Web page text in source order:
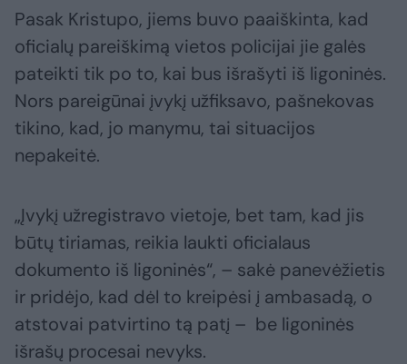
Pasak Kristupo, jiems buvo paaiškinta, kad
oficialų pareiškimą vietos policijai jie galės
pateikti tik po to, kai bus išrašyti iš ligoninės.
Nors pareigūnai įvykį užfiksavo, pašnekovas
tikino, kad, jo manymu, tai situacijos
nepakeitė.
„Įvykį užregistravo vietoje, bet tam, kad jis
būtų tiriamas, reikia laukti oficialaus
dokumento iš ligoninės“, – sakė panevėžietis
ir pridėjo, kad dėl to kreipėsi į ambasadą, o
atstovai patvirtino tą patį – be ligoninės
išrašų procesai nevyks.